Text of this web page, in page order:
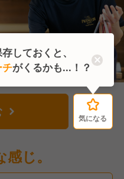
気になる
じ。
気になる
しておくと、
がくるかも...！？